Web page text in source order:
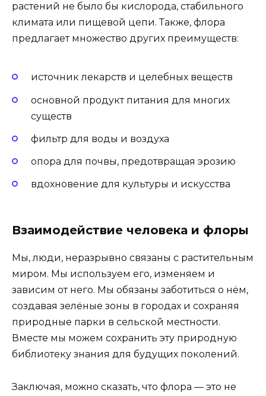
растений не было бы кислорода, стабильного
климата или пищевой цепи. Также, флора
предлагает множество других преимуществ:
источник лекарств и целебных веществ
основной продукт питания для многих
существ
фильтр для воды и воздуха
опора для почвы, предотвращая эрозию
вдохновение для культуры и искусства
Взаимодействие человека и флоры
Мы, люди, неразрывно связаны с растительным
миром. Мы используем его, изменяем и
зависим от него. Мы обязаны заботиться о нём,
создавая зелёные зоны в городах и сохраняя
природные парки в сельской местности.
Вместе мы можем сохранить эту природную
библиотеку знания для будущих поколений.
Заключая, можно сказать, что флора — это не